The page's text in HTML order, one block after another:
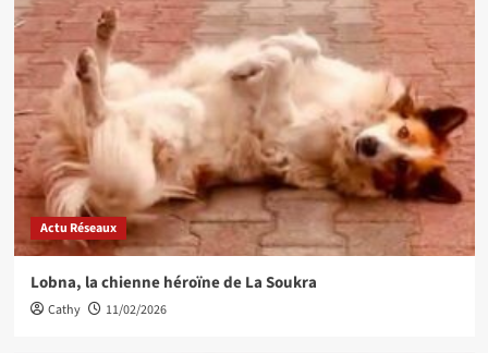
Actu Réseaux
Lobna, la chienne héroïne de La Soukra
Cathy 11/02/2026